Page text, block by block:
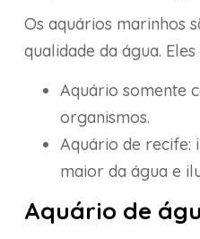
Os aquários marinhos
qualidade da água.
Aquário somente
organismos.
Aquário de recife:
maior da água e
Aquário de